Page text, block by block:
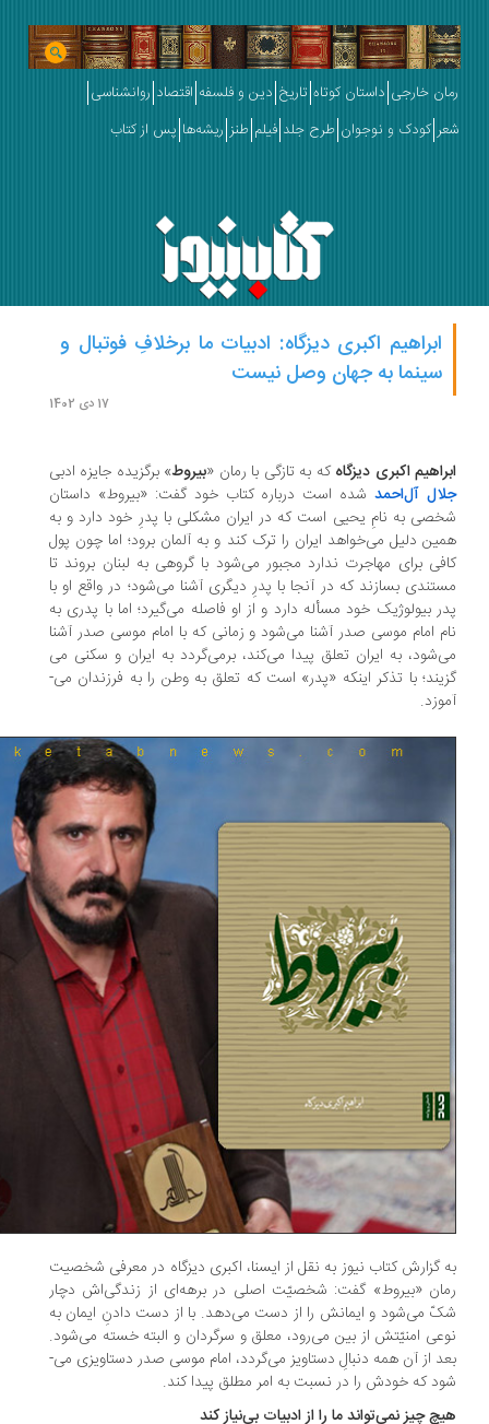
خارجی داستان کوتاه تاریخ دین و فلسفه اقتصاد روانشناسی
کودک و نوجوان طرح جلد فیلم طنز ریشه‌ها پس از کتاب
ابراهیم اکبری دیزگاه: ادبیات ما برخلافِ فوتبال و
سینما به جهان وصل نیست
اکبری دیزگاه که به تازگی با رمان « بیروط» برگزیده جایزه ادبی
آل‌احمدشده است درباره کتاب خود گفت: «بیروط» داستان
به نامِ یحیی است که در ایران مشکلی با پدرِ خود دارد و به
دلیل می‌خواهد ایران را ترک کند و به آلمان برود؛ اما چون پول
برای مهاجرت ندارد مجبور می‌شود با گروهی به لبنان بروند تا
بسازند که در آنجا با پدرِ دیگری آشنا می‌شود؛ در واقع او با
بیولوژیک خود مسأله دارد و از او فاصله می‌گیرد؛ اما با پدری به
امام موسی صدر آشنا می‌شود و زمانی که با امام موسی صدر آشنا
به ایران تعلق پیدا می‌کند، برمی­‌گردد به ایران و سکنی می­‌
با تذکر اینکه «پدر» است که تعلق به وطن را به فرزندان می‌­
گزارش کتاب نیوز به نقل از ایسنا، اکبری دیزگاه در معرفی شخصیت
«بیروط» گفت: شخصیّت اصلی در برهه‌ای از زندگی‌اش دچار
می‌شود و ایمانش را از دست می‌دهد. با از دست دادنِ ایمان به
امنیّتش از بین می‌­رود، معلق و سرگردان و البته خسته می‌­شود.
از آن همه دنبالِ دستاویز می‌­گردد، امام موسی صدر دستاویزی می‌­
که خودش را در نسبت به امر مطلق پیدا کند.
چیز نمی‌تواند ما را از ادبیات بی‌نیاز کند